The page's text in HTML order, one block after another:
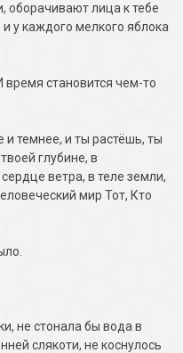
оборачивают лица к тебе
у каждого мелкого яблока
становится чем-то
и темнее, и ты растёшь, ты
глубине, в
ветра, в теле земли,
мир Тот, Кто
не стонала бы вода в
слякоти, не коснулось